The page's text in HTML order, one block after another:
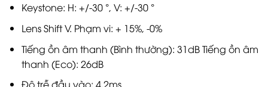
Keystone: H: +/-30 °, V: +/-30 °
Lens Shift V. Phạm vi: + 15%, -0%
Tiếng ồn âm thanh (Bình thường): 31dB Tiếng ồn âm
thanh (Eco): 26dB
Độ trễ đầu vào: 4.2ms